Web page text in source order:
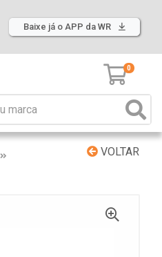
Baixe já o APP da WR
0
VOLTAR